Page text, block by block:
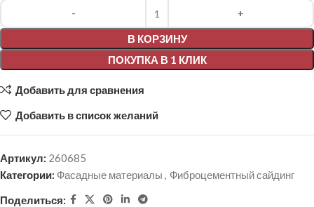
В КОРЗИНУ
ПОКУПКА В 1 КЛИК
Alternative:
Добавить для сравнения
Добавить в список желаний
Артикул: 260685
Категории: Фасадные материалы , Фиброцементный сайдинг
Поделиться: